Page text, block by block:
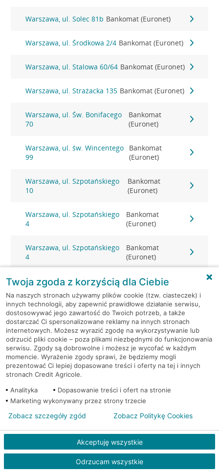
Warszawa, ul. Solec 81b Bankomat (Euronet)
Warszawa, ul. Środkowa 2/4 Bankomat (Euronet)
Warszawa, ul. Stalowa 60/64 Bankomat (Euronet)
Warszawa, ul. Strażacka 135 Bankomat (Euronet)
Warszawa, ul. Św. Bonifacego
70
Bankomat
(Euronet)
Warszawa, ul. św. Wincentego
99
Bankomat
(Euronet)
Warszawa, ul. Szpotańskiego
10
Bankomat
(Euronet)
Warszawa, ul. Szpotańskiego
4
Bankomat
(Euronet)
Warszawa, ul. Szpotańskiego
4
Bankomat
(Euronet)
Warszawa, ul.Szpotańskiego
4
Bankomat
Warszawa, ul.Szpotańskiego
4
Bankomat
(Euronet)
Warszawa, ul. Tamka 29 Bankomat (Euronet)
Warszawa, ul. Targowa 33 Bankomat (Euronet)
Warszawa, ul. Targowa 49/51 Bankomat (Euronet)
Warszawa, ul. Targowa 49/51 Bankomat (Euronet)
Warszawa, ul. Targowa
68
Bankomat w placówce CA
BP
Twoja zgoda z korzyścią dla Ciebie
Na naszych stronach używamy plików cookie (tzw. ciasteczek) i
innych technologii, aby zapewnić prawidłowe działanie serwisu,
dostosowywać jego zawartość do Twoich potrzeb, a także
dostarczać Ci spersonalizowane reklamy na innych stronach
internetowych. Możesz wyrazić zgodę na wykorzystywanie lub
odrzucić pliki cookie – poza plikami niezbędnymi do funkcjonowania
serwisu. Zgody są dobrowolne i możesz je wycofać w każdym
momencie. Wyrażenie zgody sprawi, że będziemy mogli
prezentować Ci lepiej dopasowane treści i oferty na tej i innych
stronach Credit Agricole.
Analityka
Dopasowanie treści i ofert na stronie
Marketing wykonywany przez strony trzecie
Akceptuję wszystkie
Odrzucam wszystkie
Zobacz szczegóły zgód Zobacz Politykę Cookies